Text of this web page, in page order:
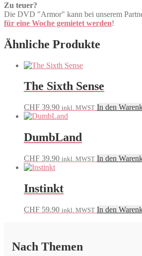
Zu teuer?
Die DVD "Armor" kann bei unserem
für eine Woche gemietet werden!
Ähnliche Produkte
The Sixth Sense
CHF 39.90 inkl. MWST In den
DumbLand
CHF 39.90 inkl. MWST In den
Instinkt
CHF 59.90 inkl. MWST In den
Nach Themen